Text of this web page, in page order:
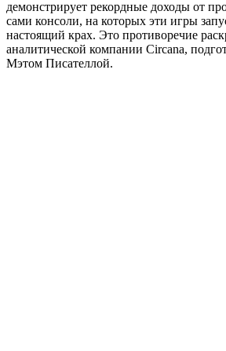
демонстрирует рекордные доходы от
сами консоли, на которых эти игры
настоящий крах. Это противоречие
аналитической компании Circana,
Мэтом Писателлой.